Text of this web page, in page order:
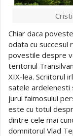
Chiar daca
odata cu succesul
povestile despre
teritoriul
XIX-lea. Scriitorul
satele ardelenesti
jurul faimosului
este cu totul
dintre cele mai
domnitorul Vlad